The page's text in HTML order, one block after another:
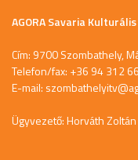
AGORA Savaria
Cím: 9700 Szombathely,
Telefon/fax: +36 94 312
E-mail:
Ügyvezető: Horváth Zoltán